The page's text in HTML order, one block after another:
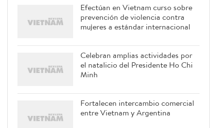
Efectúan en Vietnam curso sobre
prevención de violencia contra
mujeres a estándar internacional
Celebran amplias actividades por
el natalicio del Presidente Ho Chi
Minh
Fortalecen intercambio comercial
entre Vietnam y Argentina